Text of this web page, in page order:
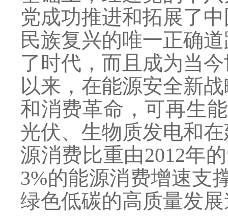
党成功推进和拓展了
民族复兴的唯一正确
了时代，而且成为当
以来，在能源安全新
和消费革命，可再生
光伏、生物质发电和
源消费比重由2012年
3%的能源消费增速支
绿色低碳的高质量发